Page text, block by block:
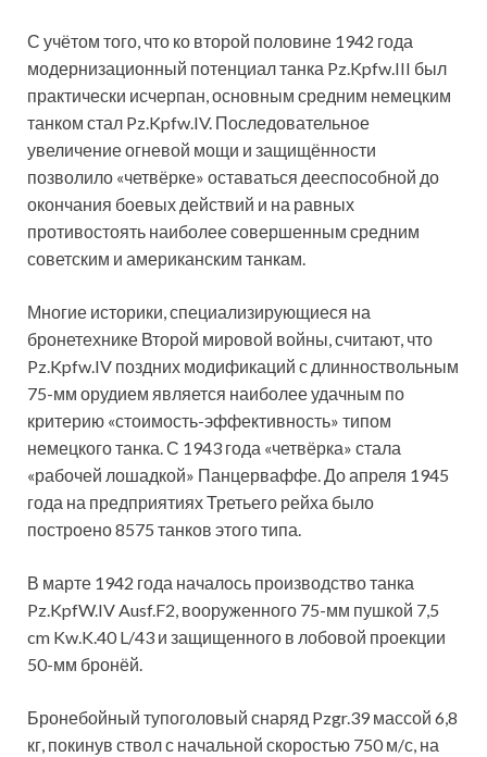
С учётом того, что ко второй половине 1942 года
модернизационный потенциал танка Pz.Kpfw.III был
практически исчерпан, основным средним немецким
танком стал Pz.Kpfw.IV. Последовательное
увеличение огневой мощи и защищённости
позволило «четвёрке» оставаться дееспособной до
окончания боевых действий и на равных
противостоять наиболее совершенным средним
советским и американским танкам.
Многие историки, специализирующиеся на
бронетехнике Второй мировой войны, считают, что
Pz.Kpfw.IV поздних модификаций с длинноствольным
75-мм орудием является наиболее удачным по
критерию «стоимость-эффективность» типом
немецкого танка. С 1943 года «четвёрка» стала
«рабочей лошадкой» Панцерваффе. До апреля 1945
года на предприятиях Третьего рейха было
построено 8575 танков этого типа.
В марте 1942 года началось производство танка
Pz.KpfW.IV Ausf.F2, вооруженного 75-мм пушкой 7,5
cm Kw.K.40 L/43 и защищенного в лобовой проекции
50-мм бронёй.
Бронебойный тупоголовый снаряд Pzgr.39 массой 6,8
кг, покинув ствол с начальной скоростью 750 м/с, на